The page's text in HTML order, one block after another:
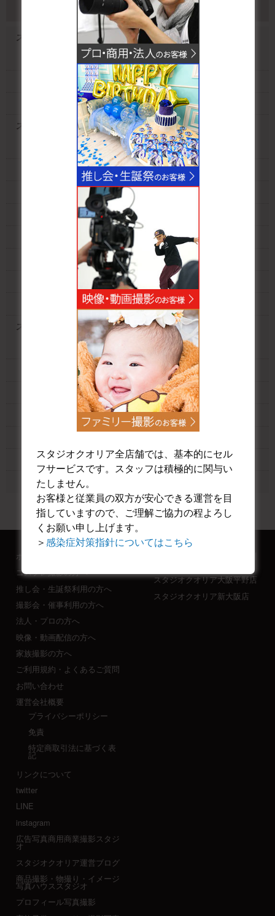
スタジオ一覧
スタジオクオリアなんば桜川店
なんば桜川店ファーストスタジオ
なんば桜川店ベーシックスタジオ
なんば桜川店シンプルスタジオ
スタジオクオリア新大阪店
新大阪店別館ライトV2スタジオ
新大阪店別館サニースタジオ
新大阪店ホワイトスタジオ
新大阪店スクールスタジオ
新大阪店廃墟スタジオ
新大阪店アクアスタジオ
新大阪店ステージスタジオ
新大阪店ホワイトIIスタジオ
スタジオクオリア大阪平野店
大阪平野店LDKスタジオ
大阪平野店ブライトスタジオ
大阪平野店ヨーロピアンスタジオ
大阪平野店ゴシックスタジオ
大阪平野店異世界神殿 白廃墟スタジオ
大阪平野店ガーデンテラスエリア
ホーム
コスプレ撮影の方へ
推し会・生誕祭利用の方へ
撮影会・催事利用の方へ
法人・プロの方へ
映像・動画配信の方へ
家族撮影の方へ
ご利用規約・よくあるご質問
お問い合わせ
運営会社概要
プライバシーポリシー
免責
特定商取引法に基づく表
記
リンクについて
twitter
LINE
instagram
広告写真商用商業撮影スタジ
オ
スタジオクオリア運営ブログ
商品撮影・物撮り・イメージ
写真ハウススタジオ
プロフィール写真撮影
スタジオクオリア大阪平野店
スタジオクオリア新大阪店
スタジオクオリア全店舗では、基本的にセル
フサービスです。スタッフは積極的に関与い
たしません。
お客様と従業員の双方が安心できる運営を目
指していますので、ご理解ご協力の程よろし
くお願い申し上げます。
＞感染症対策指針についてはこちら